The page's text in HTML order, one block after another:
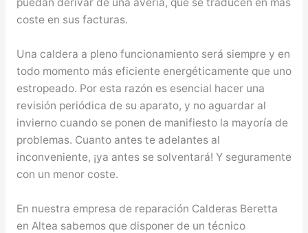
puedan derivar de una avería, que se traducen en más
coste en sus facturas.
Una caldera a pleno funcionamiento será siempre y en
todo momento más eficiente energéticamente que uno
estropeado. Por esta razón es esencial hacer una
revisión periódica de su aparato, y no aguardar al
invierno cuando se ponen de manifiesto la mayoría de
problemas. Cuanto antes te adelantes al
inconveniente, ¡ya antes se solventará! Y seguramente
con un menor coste.
En nuestra empresa de reparación Calderas Beretta
en Altea sabemos que disponer de un técnico